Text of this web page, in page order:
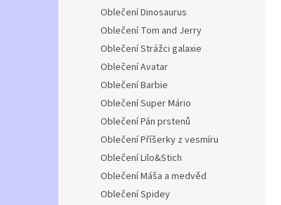
Oblečení Dinosaurus
Oblečení Tom and Jerry
Oblečení Strážci galaxie
Oblečení Avatar
Oblečení Barbie
Oblečení Super Mário
Oblečení Pán prstenů
Oblečení Příšerky z vesmíru
Oblečení Lilo&Stich
Oblečení Máša a medvěd
Oblečení Spidey